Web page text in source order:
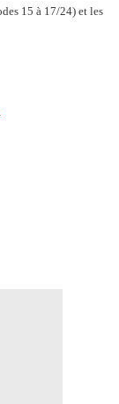
15 à 17/24) et les